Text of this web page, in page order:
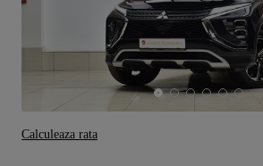
Calculeaza rata